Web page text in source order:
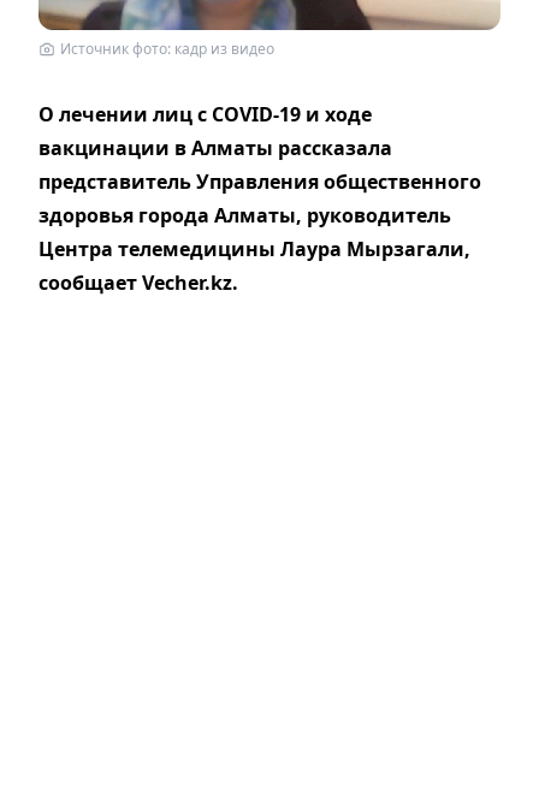
Источник фото: кадр из видео
О лечении лиц с COVID-19 и ходе
вакцинации в Алматы рассказала
представитель Управления общественного
здоровья города Алматы, руководитель
Центра телемедицины Лаура Мырзагали,
сообщает Vecher.kz.